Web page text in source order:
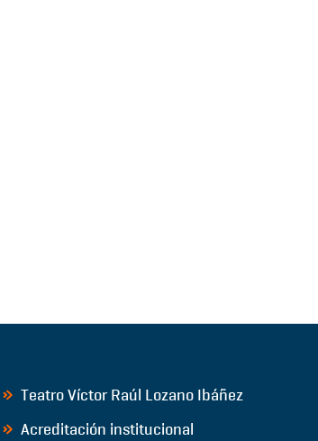
Teatro Víctor Raúl Lozano Ibáñez
Acreditación institucional